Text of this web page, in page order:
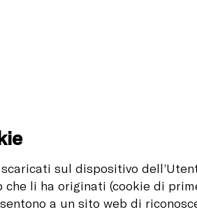
sul dispositivo
li ha originati (cookie di
a un sito web di